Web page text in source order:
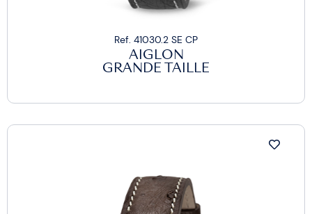
Ref. 41030.2 SE CP
AIGLON
GRANDE TAILLE